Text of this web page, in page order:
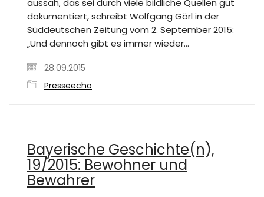
aussah, das sei durch viele bildliche Quellen gut
dokumentiert, schreibt Wolfgang Görl in der
Süddeutschen Zeitung vom 2. September 2015:
„Und dennoch gibt es immer wieder…
28.09.2015
Presseecho
Bayerische Geschichte(n),
19/2015: Bewohner und
Bewahrer